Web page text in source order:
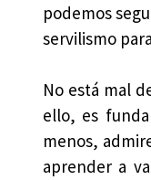
podemos
servilismo
No está mal
ello, es
menos,
aprender a